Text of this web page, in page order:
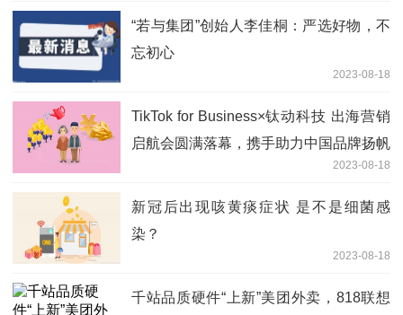
“若与集团”创始人李佳桐：严选好物，不
忘初心
2023-08-18
TikTok for Business×钛动科技 出海营销
启航会圆满落幕，携手助力中国品牌扬帆
2023-08-18
新冠后出现咳黄痰症状 是不是细菌感
染？
2023-08-18
千站品质硬件“上新”美团外卖，818联想